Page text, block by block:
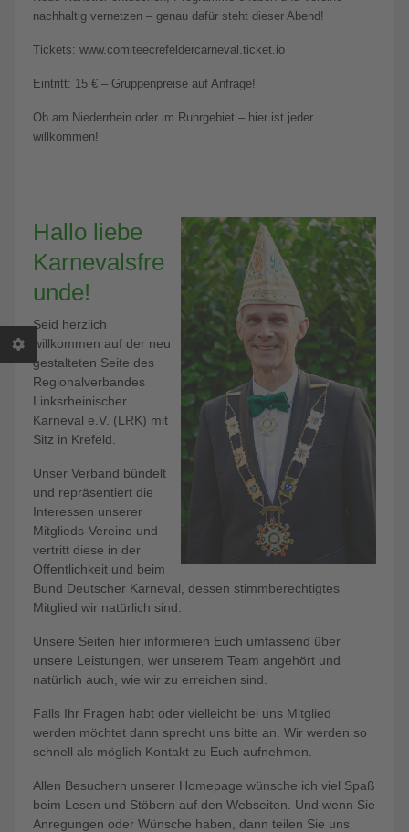
nachhaltig vernetzen – genau dafür steht dieser Abend!
Tickets: www.comiteecrefeldercarneval.ticket.io
Eintritt: 15 € – Gruppenpreise auf Anfrage!
Ob am Niederrhein oder im Ruhrgebiet – hier ist jeder
willkommen!
Hallo liebe
Karnevalsfre
unde!
Seid herzlich
willkommen auf der neu
gestalteten Seite des
Regionalverbandes
Linksrheinischer
Karneval e.V. (LRK) mit
Sitz in Krefeld.
Unser Verband bündelt
und repräsentiert die
Interessen unserer
Mitglieds-Vereine und
vertritt diese in der
Öffentlichkeit und beim
Bund Deutscher Karneval, dessen stimmberechtigtes
Mitglied wir natürlich sind.
Unsere Seiten hier informieren Euch umfassend über
unsere Leistungen, wer unserem Team angehört und
natürlich auch, wie wir zu erreichen sind.
Falls Ihr Fragen habt oder vielleicht bei uns Mitglied
werden möchtet dann sprecht uns bitte an. Wir werden so
schnell als möglich Kontakt zu Euch aufnehmen.
Allen Besuchern unserer Homepage wünsche ich viel Spaß
beim Lesen und Stöbern auf den Webseiten. Und wenn Sie
Anregungen oder Wünsche haben, dann teilen Sie uns